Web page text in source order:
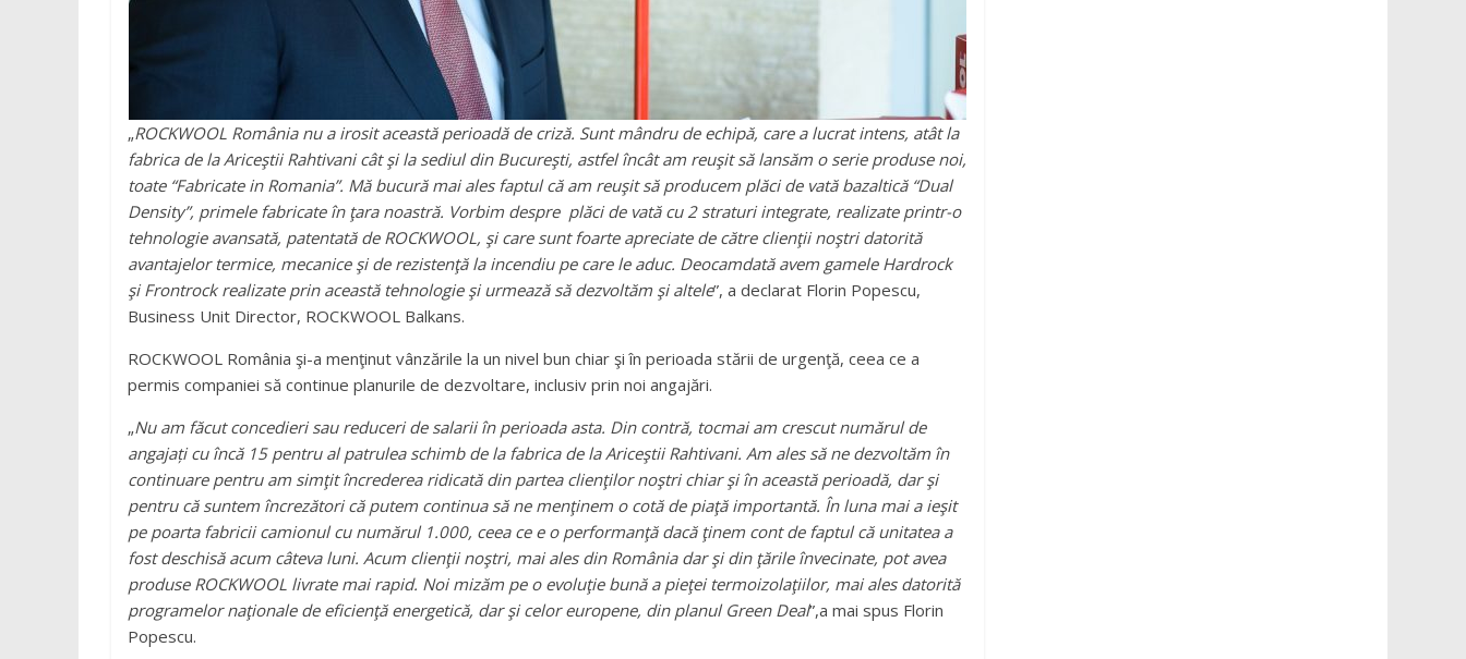
„ROCKWOOL România nu a irosit această perioadă de criză. Sunt mândru de echipă, care a lucrat intens, atât la
fabrica de la Ariceştii Rahtivani cât şi la sediul din Bucureşti, astfel încât am reuşit să lansăm o serie produse noi,
toate “Fabricate in Romania”. Mă bucură mai ales faptul că am reuşit să producem plăci de vată bazaltică “Dual
Density”, primele fabricate în ţara noastră. Vorbim despre plăci de vată cu 2 straturi integrate, realizate printr-o
tehnologie avansată, patentată de ROCKWOOL, şi care sunt foarte apreciate de către clienţii noştri datorită
avantajelor termice, mecanice şi de rezistenţă la incendiu pe care le aduc. Deocamdată avem gamele Hardrock
şi Frontrock realizate prin această tehnologie şi urmează să dezvoltăm şi altele”, a declarat Florin Popescu,
Business Unit Director, ROCKWOOL Balkans.
ROCKWOOL România şi-a menţinut vânzările la un nivel bun chiar şi în perioada stării de urgenţă, ceea ce a
permis companiei să continue planurile de dezvoltare, inclusiv prin noi angajări.
„Nu am făcut concedieri sau reduceri de salarii în perioada asta. Din contră, tocmai am crescut numărul de
angajați cu încă 15 pentru al patrulea schimb de la fabrica de la Ariceştii Rahtivani. Am ales să ne dezvoltăm în
continuare pentru am simţit încrederea ridicată din partea clienţilor noştri chiar şi în această perioadă, dar şi
pentru că suntem încrezători că putem continua să ne menţinem o cotă de piaţă importantă. În luna mai a ieşit
pe poarta fabricii camionul cu numărul 1.000, ceea ce e o performanţă dacă ţinem cont de faptul că unitatea a
fost deschisă acum câteva luni. Acum clienţii noştri, mai ales din România dar şi din ţările învecinate, pot avea
produse ROCKWOOL livrate mai rapid. Noi mizăm pe o evoluţie bună a pieţei termoizolaţiilor, mai ales datorită
programelor naţionale de eficienţă energetică, dar şi celor europene, din planul Green Deal”,a mai spus Florin
Popescu.